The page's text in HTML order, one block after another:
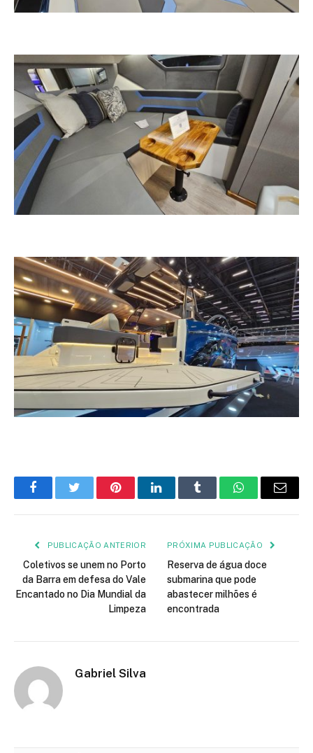
FacebookTwitter PinterestLinkedInTumblr WhatsApp
E-
PUBLICAÇÃO ANTERIOR
Coletivos se unem no Porto
da Barra em defesa do Vale
Encantado no Dia Mundial da
Limpeza
PRÓXIMA PUBLICAÇÃO
Reserva de água doce
submarina que pode
abastecer milhões é
encontrada
Gabriel Silva